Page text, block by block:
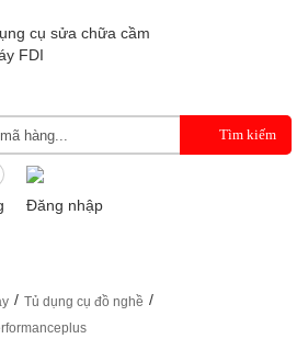
Đăng nhập
/ Tủ dụng cụ đồ nghề /